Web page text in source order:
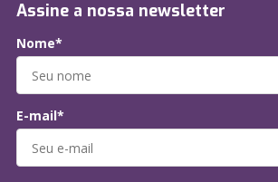
Assine a nossa newsletter
Nome*
E-mail*